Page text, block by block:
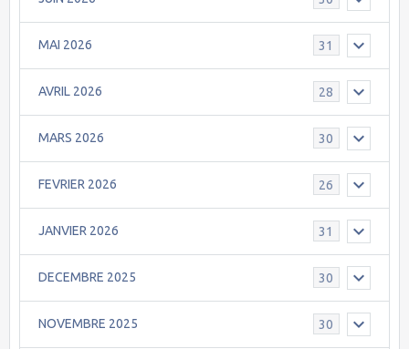
MAI 2026 31
AVRIL 2026 28
MARS 2026 30
FEVRIER 2026 26
JANVIER 2026 31
DECEMBRE 2025 30
NOVEMBRE 2025 30